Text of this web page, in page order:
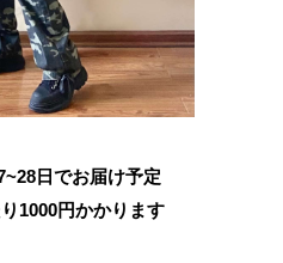
日でお届け予定
1000円かかります